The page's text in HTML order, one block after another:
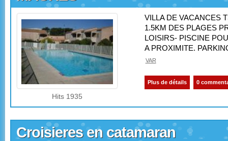
Hits 1935
VILLA DE VACANCES
1.5KM DES PLAGES
LOISIRS- PISCINE
A PROXIMITE.
VAR
Plus de détails 0
Croisieres en catamaran